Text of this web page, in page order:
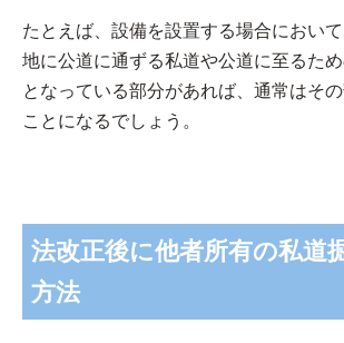
たとえば、設備を設置する場合におい
地に公道に通ずる私道や公道に至るた
となっている部分があれば、通常はそ
ことになるでしょう。
法改正後に他者所有の私道
方法